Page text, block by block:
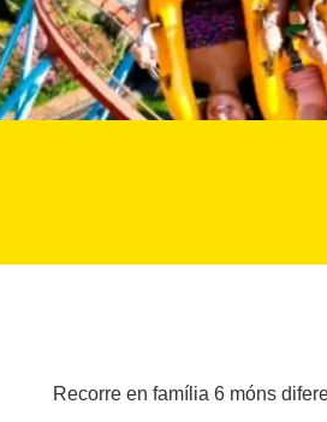
Recorre en família 6 móns